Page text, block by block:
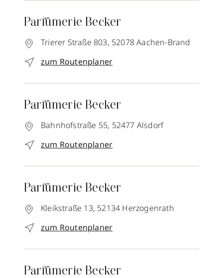
Parfümerie Becker
Trierer Straße 803, 52078Aachen-Brand
zum Routenplaner
Parfümerie Becker
Bahnhofstraße 55, 52477 Alsdorf
zum Routenplaner
Parfümerie Becker
Kleikstraße 13, 52134 Herzogenrath
zum Routenplaner
Parfümerie Becker